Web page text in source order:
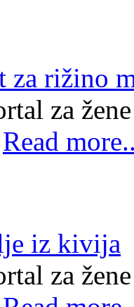
za rižino
za žene
Read
iz kivija
za žene